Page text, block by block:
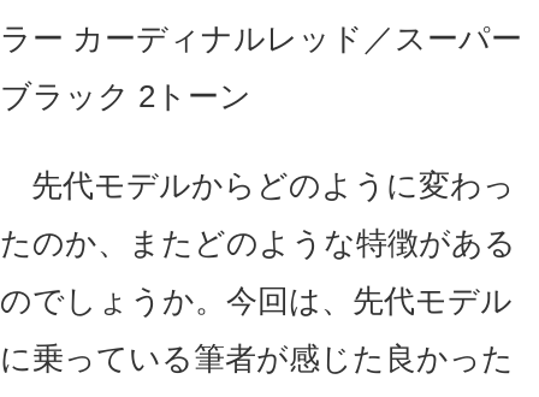
ラー カーディナルレッド／スーパー
ブラック 2トーン
先代モデルからどのように変わっ
たのか、またどのような特徴がある
のでしょうか。今回は、先代モデル
に乗っている筆者が感じた良かった